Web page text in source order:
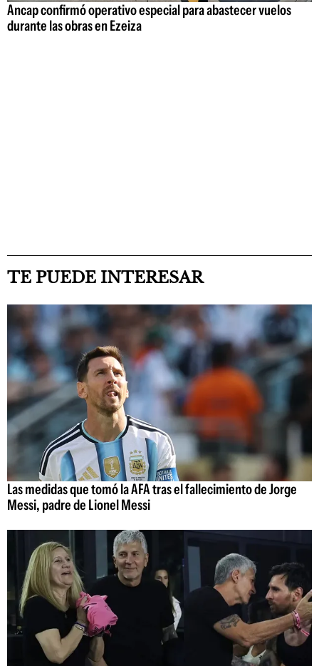
Ancap confirmó operativo especial para abastecer vuelos
durante las obras en Ezeiza
TE PUEDE INTERESAR
Las medidas que tomó la AFA tras el fallecimiento de Jorge
Messi, padre de Lionel Messi